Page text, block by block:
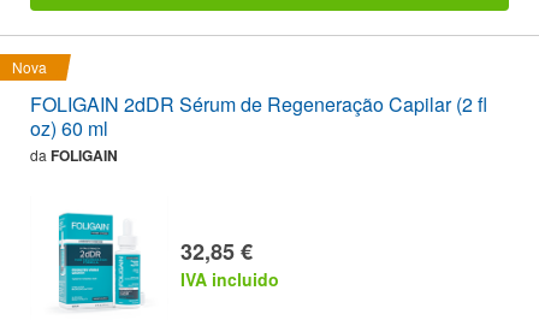
Nova
FOLIGAIN 2dDR Sérum de Regeneração Capilar (2 fl
oz) 60 ml
da FOLIGAIN
32,85 €
IVA incluido